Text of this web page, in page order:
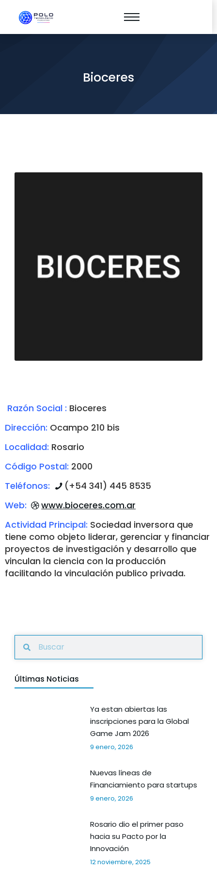
Bioceres
Razón Social : Bioceres
Dirección: Ocampo 210 bis
Localidad: Rosario
Código Postal: 2000
Teléfonos:
(+54 341) 445 8535
Web:
www.bioceres.com.ar
Actividad Principal: Sociedad inversora que
tiene como objeto liderar, gerenciar y financiar
proyectos de investigación y desarrollo que
vinculan la ciencia con la producción
facilitando la vinculación publico privada.
Últimas Noticias
Ya estan abiertas las
inscripciones para la Global
Game Jam 2026
9 enero, 2026
Nuevas líneas de
Financiamiento para startups
9 enero, 2026
Rosario dio el primer paso
hacia su Pacto por la
Innovación
12 noviembre, 2025